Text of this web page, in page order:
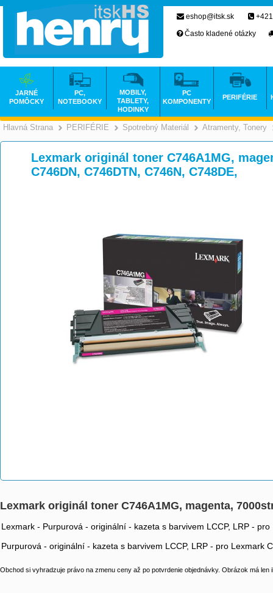
Hlavná Strana >
PERIFÉRIE >
Spotrebný Materiál >
Atramenty, Tonery
Lexmark originál toner C746A1MG,
C746DN, C746DTN, C746N, C748DE,
Lexmark originál toner C746A1MG, magenta,
Lexmark - Purpurová - originální - kazeta s barvivem LCCP, LRP -
Purpurová - originální - kazeta s barvivem LCCP, LRP - pro Lexmark
Obchod si vyhradzuje právo na zmenu ceny až po potvrdenie objednávky. Obrázok má len
eshop@itsk.sk
Často kladené otázky
JARNÉ
POMÔCKY
PC,
NOTEBOOKY
MOBILY,
TABLETY,
HODINKY
PC
KOMPONENTY
PERIFÉRIE